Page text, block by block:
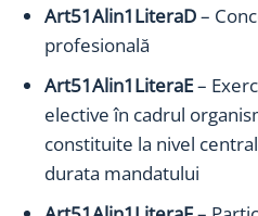
Art51Alin1LiteraD–
profesională
Art51Alin1LiteraE–
elective în cadrul
constituite la nivel
durata mandatului